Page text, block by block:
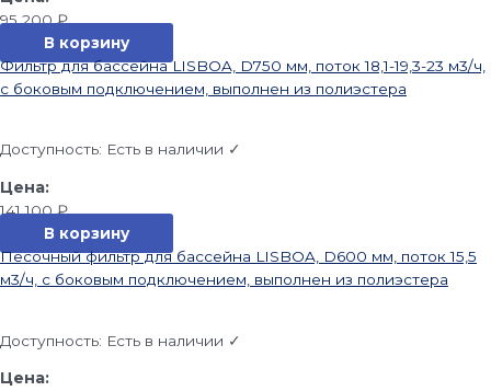
95 200₽
В корзину
Фильтр для бассейна LISBOA, D750 мм, поток 18,1-19,3-23 м3/ч,
с боковым подключением, выполнен из полиэстера
Доступность: Есть в наличии ✓
141 100₽
В корзину
Песочный фильтр для бассейна LISBOA, D600 мм, поток 15,5
м3/ч, с боковым подключением, выполнен из полиэстера
Доступность: Есть в наличии ✓